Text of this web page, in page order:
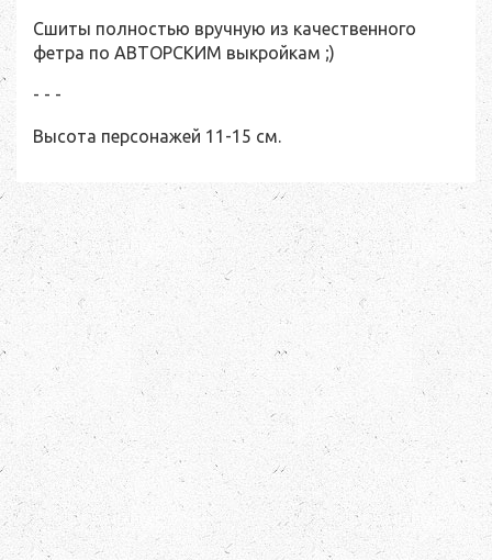
Сшиты полностью вручную из качественного
фетра по АВТОРСКИМ выкройкам ;)
- - -
Высота персонажей 11-15 см.